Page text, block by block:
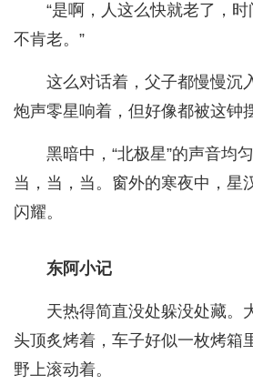
“是啊，人这么快就老了，
不肯老。”
这么对话着，父子都慢慢沉
炮声零星响着，但好像都被这钟
黑暗中，“北极星”的声音均
当，当，当。窗外的寒夜中，星
闪耀。
东阿小记
天热得简直没处躲没处藏。
头顶炙烤着，车子好似一枚烤箱
野上滚动着。